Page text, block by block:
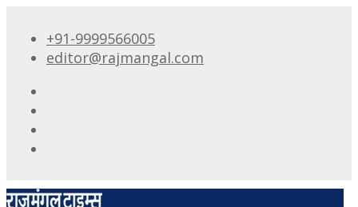
+91-9999566005
editor@rajmangal.com